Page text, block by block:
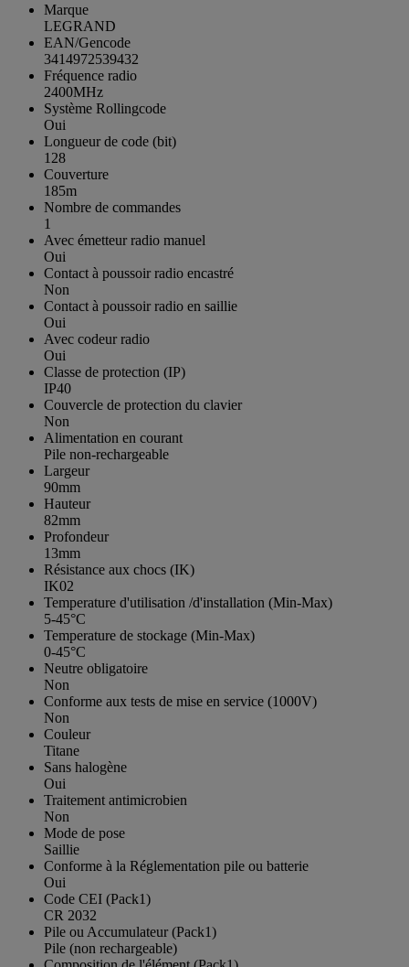
Marque
LEGRAND
EAN/Gencode
3414972539432
Fréquence radio
2400MHz
Système Rollingcode
Oui
Longueur de code (bit)
128
Couverture
185m
Nombre de commandes
1
Avec émetteur radio manuel
Oui
Contact à poussoir radio encastré
Non
Contact à poussoir radio en saillie
Oui
Avec codeur radio
Oui
Classe de protection (IP)
IP40
Couvercle de protection du clavier
Non
Alimentation en courant
Pile non-rechargeable
Largeur
90mm
Hauteur
82mm
Profondeur
13mm
Résistance aux chocs (IK)
IK02
Temperature d'utilisation /d'installation (Min-Max)
5-45°C
Temperature de stockage (Min-Max)
0-45°C
Neutre obligatoire
Non
Conforme aux tests de mise en service (1000V)
Non
Couleur
Titane
Sans halogène
Oui
Traitement antimicrobien
Non
Mode de pose
Saillie
Conforme à la Réglementation pile ou batterie
Oui
Code CEI (Pack1)
CR 2032
Pile ou Accumulateur (Pack1)
Pile (non rechargeable)